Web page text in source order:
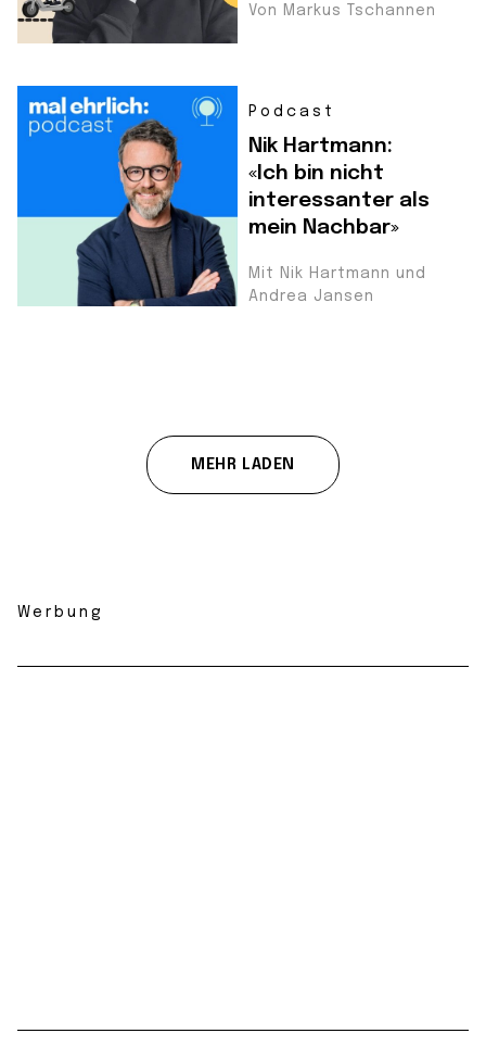
Von Markus Tschannen
Podcast
Nik Hartmann:
«Ich bin nicht
interessanter als
mein Nachbar»
Mit Nik Hartmann und
Andrea Jansen
MEHR LADEN
Werbung